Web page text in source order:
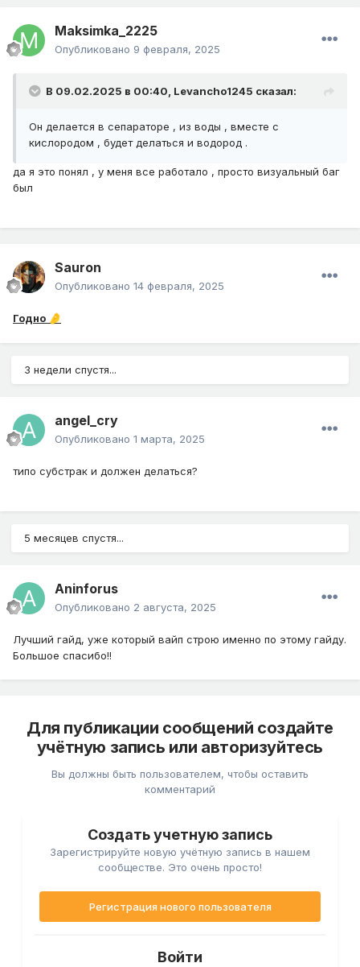
Maksimka_2225
Опубликовано 9 февраля, 2025
В 09.02.2025 в 00:40, Levancho1245 сказал:
Он делается в сепараторе , из воды , вместе с
кислородом , будет делаться и водород .
да я это понял , у меня все работало , просто визуальный баг
был
Sauron
Опубликовано 14 февраля, 2025
Годно 🤌
3 недели спустя...
angel_cry
Опубликовано 1 марта, 2025
типо субстрак и должен делаться?
5 месяцев спустя...
Aninforus
Опубликовано 2 августа, 2025
Лучший гайд, уже который вайп строю именно по этому гайду.
Большое спасибо!!
Для публикации сообщений создайте
учётную запись или авторизуйтесь
Вы должны быть пользователем, чтобы оставить
комментарий
Создать учетную запись
Зарегистрируйте новую учётную запись в нашем
сообществе. Это очень просто!
Регистрация нового пользователя
Войти